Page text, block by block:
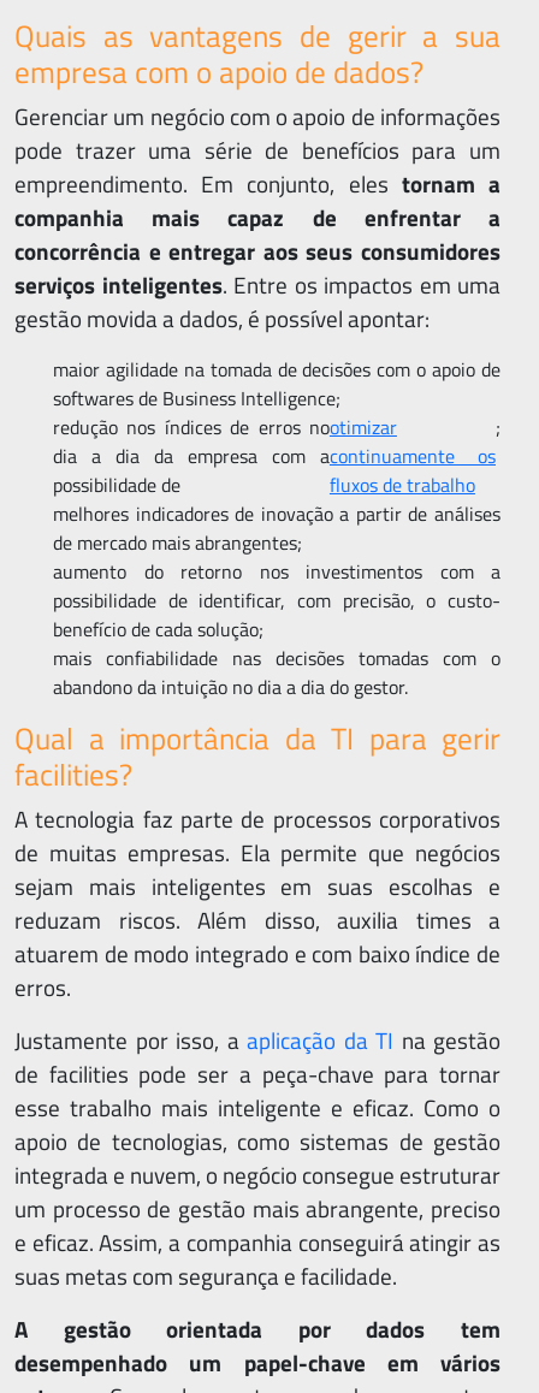
Quais as vantagens de gerir a sua
empresa com o apoio de dados?
Gerenciar um negócio com o apoio de informações
pode trazer uma série de benefícios para um
empreendimento. Em conjunto, eles tornam a
companhia mais capaz de enfrentar a
concorrência e entregar aos seus consumidores
serviços inteligentes. Entre os impactos em uma
gestão movida a dados, é possível apontar:
maior agilidade na tomada de decisões com o apoio de
softwares de Business Intelligence;
redução nos índices de erros no
dia a dia da empresa com a
possibilidade de
otimizar
continuamente os
fluxos de trabalho
;
melhores indicadores de inovação a partir de análises
de mercado mais abrangentes;
aumento do retorno nos investimentos com a
possibilidade de identificar, com precisão, o custo-
benefício de cada solução;
mais confiabilidade nas decisões tomadas com o
abandono da intuição no dia a dia do gestor.
Qual a importância da TI para gerir
facilities?
A tecnologia faz parte de processos corporativos
de muitas empresas. Ela permite que negócios
sejam mais inteligentes em suas escolhas e
reduzam riscos. Além disso, auxilia times a
atuarem de modo integrado e com baixo índice de
erros.
Justamente por isso, a aplicação da TI na gestão
de facilities pode ser a peça-chave para tornar
esse trabalho mais inteligente e eficaz. Como o
apoio de tecnologias, como sistemas de gestão
integrada e nuvem, o negócio consegue estruturar
um processo de gestão mais abrangente, preciso
e eficaz. Assim, a companhia conseguirá atingir as
suas metas com segurança e facilidade.
A gestão orientada por dados tem
desempenhado um papel-chave em vários